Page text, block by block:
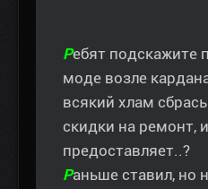
Ребят подскажите
моде возле
всякий хлам
скидки на ремонт,
предоставляет..?
Раньше ставил, но